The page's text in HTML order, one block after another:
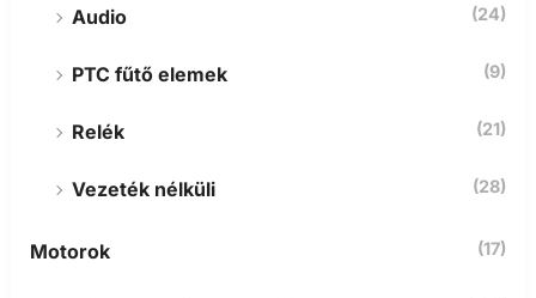
Audio (24)
PTC fűtő elemek (9)
Relék (21)
Vezeték nélküli (28)
Motorok (17)